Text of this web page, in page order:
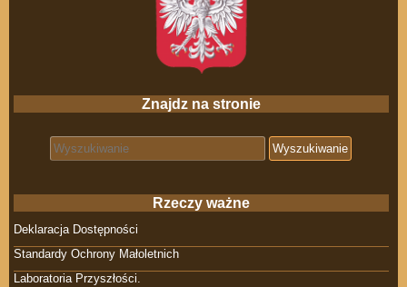
Znajdz na stronie
Search for:
Rzeczy ważne
Deklaracja Dostępności
Standardy Ochrony Małoletnich
Laboratoria Przyszłości.